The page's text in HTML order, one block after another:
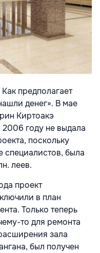
предполагает
денег». В мае
Киртоакэ
2006 году не выдала
поскольку
специалистов, была
леев.
проект
в план
Только теперь
то для ремонта
зала
был получен